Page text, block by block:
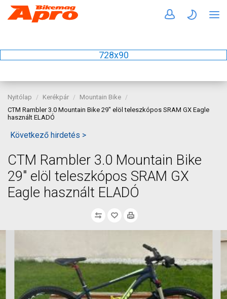
728x90
Nyitólap Kerékpár
Mountain Bike
CTM Rambler 3.0 Mountain Bike 29" elöl teleszkópos SRAM GX Eagle
használt ELADÓ
Következő hirdetés >
CTM Rambler 3.0 Mountain Bike
29" elöl teleszkópos SRAM GX
Eagle használt ELADÓ